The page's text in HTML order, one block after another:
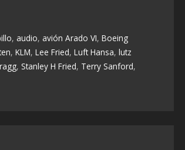
, audio, avión Arado VI, Boeing
, KLM, Lee Fried, Luft Hansa, lutz
, Stanley H Fried, Terry Sanford,